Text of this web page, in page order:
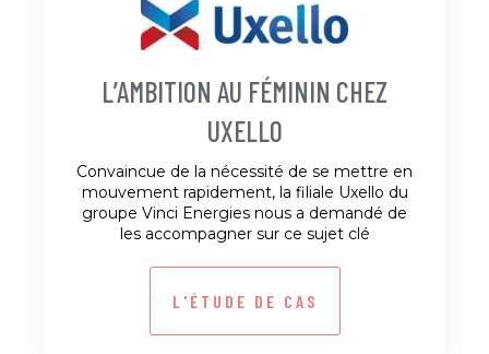
L’AMBITION AU FÉMININ CHEZ
UXELLO
Convaincue de la nécessité de se mettre en
mouvement rapidement, la filiale Uxello du
groupe Vinci Energies nous a demandé de
les accompagner sur ce sujet clé
L'ÉTUDE DE CAS